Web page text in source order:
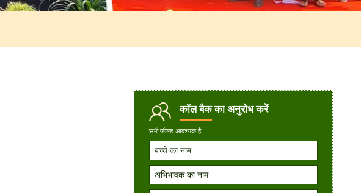
कॉल बैकका अनुरोध करें
सभी फ़ील्ड आवश्यक हैं